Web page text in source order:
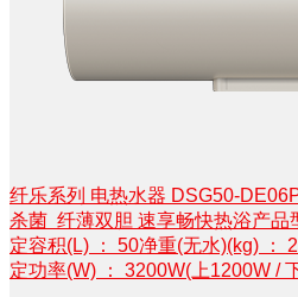
纤乐系列 电热水器 DSG50-
杀菌 纤薄双胆 速享畅快热浴产品
定容积(L) ： 50净重(无水)(kg) ：
定功率(W) ： 3200W(上1200W /